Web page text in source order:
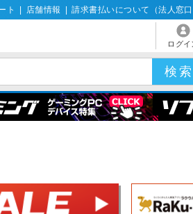
ト 店舗情報 請求書払いについて（法人窓口
ログイ